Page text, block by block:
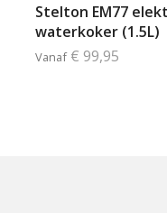
Stelton EM77
waterkoker (1.5L)
Vanaf € 99,95